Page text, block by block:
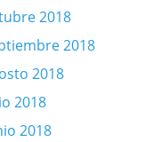
2018
2018
2018
2018
2018